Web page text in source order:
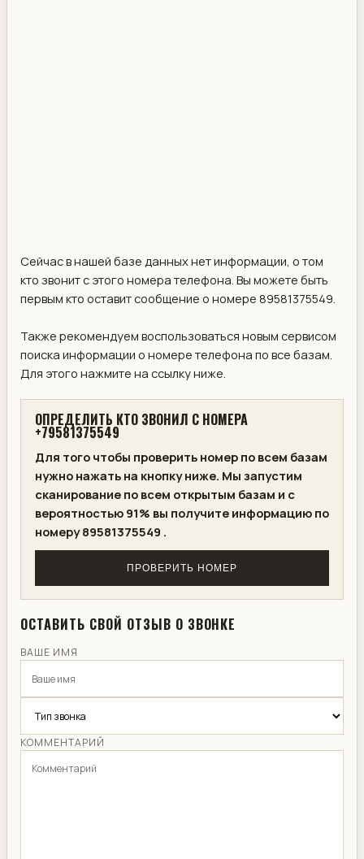
Сейчас в нашей базе данных нет информации, о том
кто звонит с этого номера телефона. Вы можете быть
первым кто оставит сообщение о номере 89581375549.
Также рекомендуем воспользоваться новым сервисом
поиска информации о номере телефона по все базам.
Для этого нажмите на ссылку ниже.
ОПРЕДЕЛИТЬ КТО ЗВОНИЛ С НОМЕРА
+79581375549
Для того чтобы проверить номер по всем базам
нужно нажать на кнопку ниже. Мы запустим
сканирование по всем открытым базам и с
вероятностью 91% вы получите информацию по
номеру 89581375549 .
ПРОВЕРИТЬ НОМЕР
ОСТАВИТЬ СВОЙ ОТЗЫВ О ЗВОНКЕ
ВАШЕ ИМЯ
КОММЕНТАРИЙ